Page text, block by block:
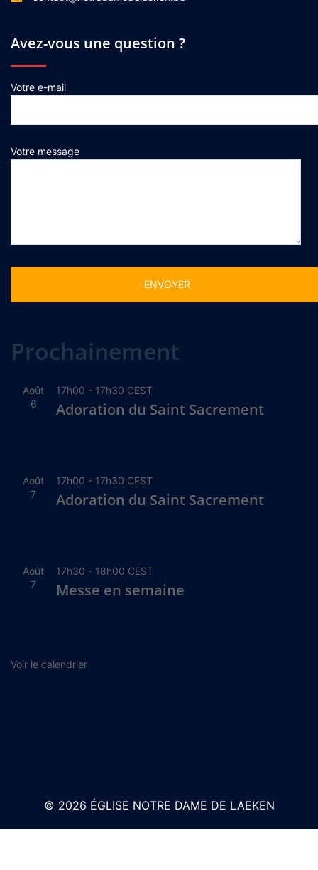
Avez-vous une question ?
Votre e-mail
Votre message
Prochainement
Août
6
17h00 - 17h30 CEST
Adoration du Saint Sacrement
Août
7
17h00 - 17h30 CEST
Adoration du Saint Sacrement
Août
7
17h30 - 18h00 CEST
Messe en semaine
Voir le calendrier
© 2026 ÉGLISE NOTRE DAME DE LAEKEN